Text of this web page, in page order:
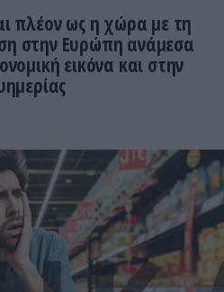
πλέον ως η χώρα με τη
στην Ευρώπη ανάμεσα
εικόνα και στην